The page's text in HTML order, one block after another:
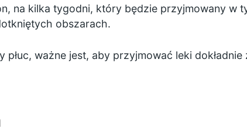
na kilka tygodni, który będzie przyjmowany w
obszarach.
ważne jest, aby przyjmować leki